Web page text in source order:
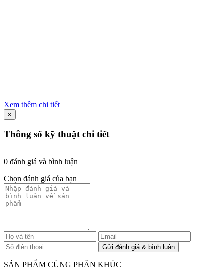
Xem thêm chi tiết
×
Thông số kỹ thuật chi tiết
0 đánh giá và bình luận
Chọn đánh giá của bạn
SẢN PHẨM CÙNG PHÂN KHÚC